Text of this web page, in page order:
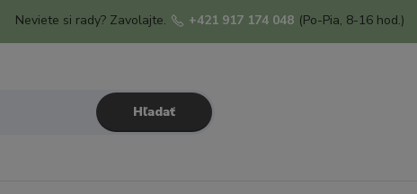
Hľadať
Neviete si rady? Zavolajte. +421 917 174 048 (Po-Pia, 8-16 hod.)